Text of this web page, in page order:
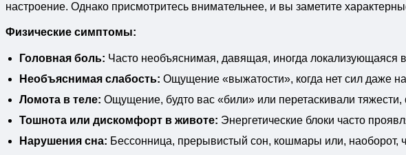
настроение. Однако присмотритесь внимательнее, и вы заметите
Физические симптомы:
Головная боль: Часто необъяснимая, давящая, иногда локализующаяся
Необъяснимая слабость: Ощущение «выжатости», когда нет сил даже
Ломота в теле: Ощущение, будто вас «били» или перетаскивали
Тошнота или дискомфорт в животе: Энергетические блоки часто
Нарушения сна: Бессонница, прерывистый сон, кошмары или, наоборот,